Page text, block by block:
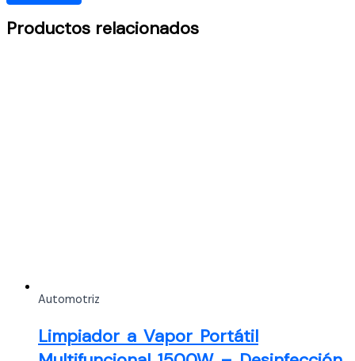
Productos relacionados
Automotriz
Limpiador a Vapor Portátil